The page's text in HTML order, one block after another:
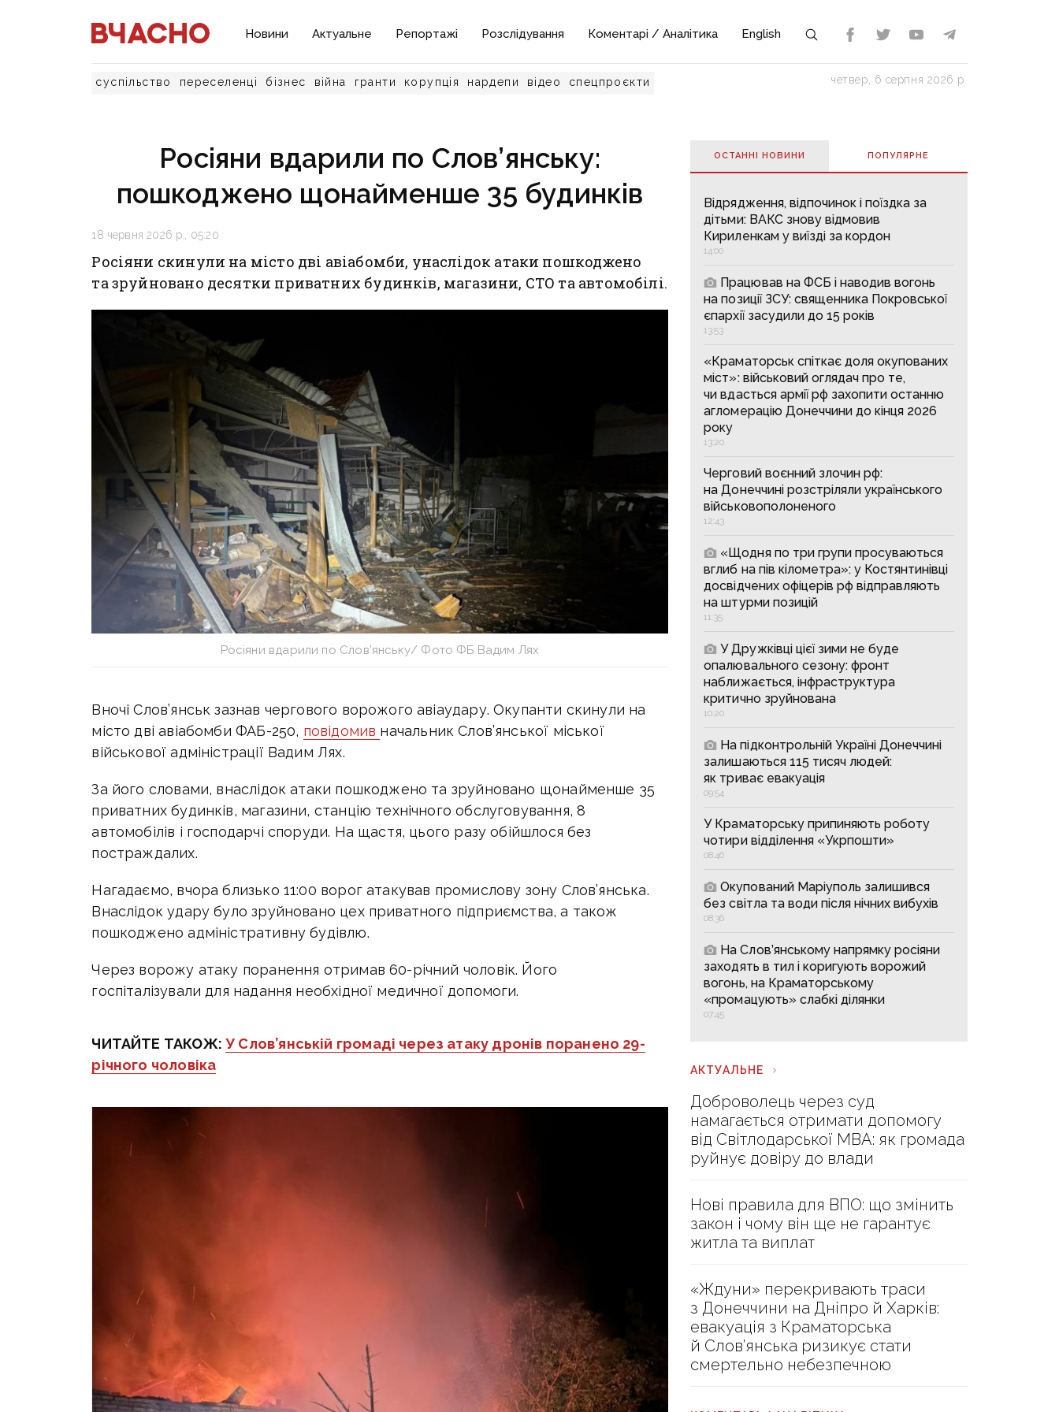
Новини Актуальне Репортажі Розслідування Коментарі / Аналітика English
суспільство переселенці бізнес війна гранти корупція нардепи відео спецпроєкти четвер, 6 серпня 2026 р.
Росіяни вдарили по Слов’янську:
пошкоджено щонайменше 35 будинків
18 червня 2026 р., 05:20
Росіяни скинули на місто дві авіабомби, унаслідок атаки пошкоджено
та зруйновано десятки приватних будинків, магазини, СТО та автомобілі.
Росіяни вдарили по Слов’янську/ Фото ФБ Вадим Лях
Вночі Слов’янськ зазнав чергового ворожого авіаудару. Окупанти скинули на
місто дві авіабомби ФАБ-250, повідомив начальник Слов’янської міської
військової адміністрації Вадим Лях.
За його словами, внаслідок атаки пошкоджено та зруйновано щонайменше 35
приватних будинків, магазини, станцію технічного обслуговування, 8
автомобілів і господарчі споруди. На щастя, цього разу обійшлося без
постраждалих.
Нагадаємо, вчора близько 11:00 ворог атакував промислову зону Слов’янська.
Внаслідок удару було зруйновано цех приватного підприємства, а також
пошкоджено адміністративну будівлю.
Через ворожу атаку поранення отримав 60-річний чоловік. Його
госпіталізували для надання необхідної медичної допомоги.
ЧИТАЙТЕ ТАКОЖ:У Слов’янській громаді через атаку дронів поранено 29-
річного чоловіка
ОСТАННІ НОВИНИ ПОПУЛЯРНE
Відрядження, відпочинок і поїздка за
дітьми: ВАКС знову відмовив
Кириленкам у виїзді за кордон
14:00
Працював на ФСБ і наводив вогонь
на позиції ЗСУ: священника Покровської
єпархії засудили до 15 років
13:53
«Краматорськ спіткає доля окупованих
міст»: військовий оглядач про те,
чи вдасться армії рф захопити останню
агломерацію Донеччини до кінця 2026
року
13:20
Черговий воєнний злочин рф:
на Донеччині розстріляли українського
військовополоненого
12:43
«Щодня по три групи просуваються
вглиб на пів кілометра»: у Костянтинівці
досвідчених офіцерів рф відправляють
на штурми позицій
11:35
У Дружківці цієї зими не буде
опалювального сезону: фронт
наближається, інфраструктура
критично зруйнована
10:20
На підконтрольній Україні Донеччині
залишаються 115 тисяч людей:
як триває евакуація
09:54
У Краматорську припиняють роботу
чотири відділення «Укрпошти»
08:46
Окупований Маріуполь залишився
без світла та води після нічних вибухів
08:36
На Слов’янському напрямку росіяни
заходять в тил і коригують ворожий
вогонь, на Краматорському
«промацують» слабкі ділянки
07:45
АКТУАЛЬНЕ
Доброволець через суд
намагається отримати допомогу
від Світлодарської МВА: як громада
руйнує довіру до влади
Нові правила для ВПО: що змінить
закон і чому він ще не гарантує
житла та виплат
«Ждуни» перекривають траси
з Донеччини на Дніпро й Харків:
евакуація з Краматорська
й Слов’янська ризикує стати
смертельно небезпечною